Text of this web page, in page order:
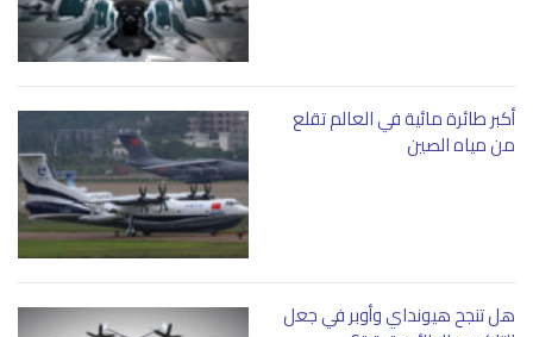
أكبر طائرة مائية في العالم تقلع
من مياه الصين
هل تنجح هيونداي وأوبر في جعل